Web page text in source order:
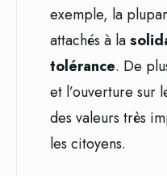
exemple, la
attachés à la
tolérance. De
et l’ouverture sur
des valeurs très
les citoyens.